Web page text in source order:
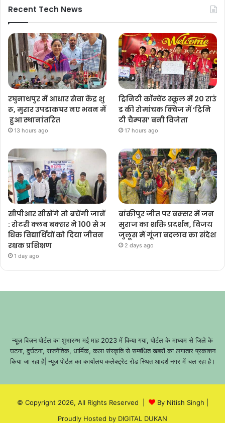
Recent Tech News
रघुनाथपुर में आधार सेवा केंद्र शु
रू, मुरार उपडाकघर नए भवन में
हुआ स्थानांतरित
13 hours ago
ट्रिनिटी कॉन्वेंट स्कूल में 20 राउं
ड की रोमांचक क्विज में ‘ट्रिनि
टी चैम्पस’ बनी विजेता
17 hours ago
सीपीआर सीखेंगे तो बचेंगी जानें
: रोटरी क्लब बक्सर ने 100 से अ
धिक विद्यार्थियों को दिया जीवन
रक्षक प्रशिक्षण
1 day ago
बांकीपुर जीत पर बक्सर में जन
सुराज का शक्ति प्रदर्शन, विजय
जुलूस में गूंजा बदलाव का संदेश
2 days ago
न्यूज़ विज़न पोर्टल का शुभारम्भ मई माह 2023 में किया गया, पोर्टल के माध्यम से जिले के
घटना, दुर्घटना, राजनैतिक, धार्मिक, कला संस्कृति से सम्बंधित खबरों का लगातार प्रकाशन
किया जा रहा है| न्यूज़ पोर्टल का कार्यालय कलेक्ट्रेट रोड स्थित आदर्श नगर में चल रहा है।
© Copyright 2026, All Rights Reserved | By Nitish Singh
Proudly Hosted by DIGITAL DUKAN